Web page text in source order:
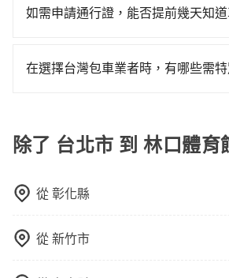
在開樂透一樣。另外，偶爾也會遇到
來說就有不小的風險。最後，雖然路
性和服務質量無法保障，需要自行承
明： 包車：可以依照個人行程需要靈
也會計算延遲費用，最終價格通常要
如需申請通行證，能否提前幾天知
供用車前一天凌晨六點前取消訂單的
booking@tripool.app，將有專人協
協助安排。」
在選擇台灣包車業者時，有哪些需
質和素質、費用透明度和評價口碑等
台灣旅行的安全和舒適。
除了 台北市 到 林口體
從彰化縣
從新竹市